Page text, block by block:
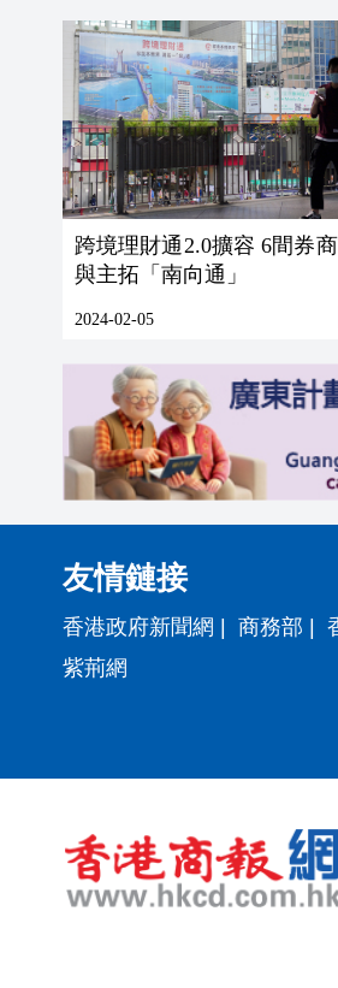
跨境理財通2.0擴容 6間券商首批參
與主拓「南向通」
2024-02-05
友情鏈接
香港政府新聞網 | 商務部 |
紫荊網